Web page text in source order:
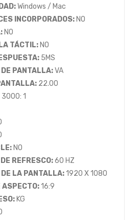
Windows / Mac
INCORPORADOS: NO
NO
TÁCTIL: NO
5MS
PANTALLA:VA
22.00
3000: 1
NO
REFRESCO:60 HZ
DE LA PANTALLA:1920 X 1080
ASPECTO:16:9
KG